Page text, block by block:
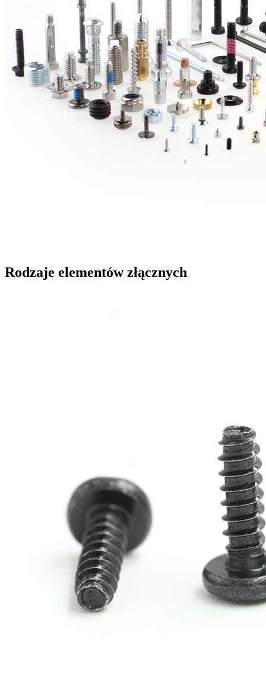
Rodzaje elementów złącznych